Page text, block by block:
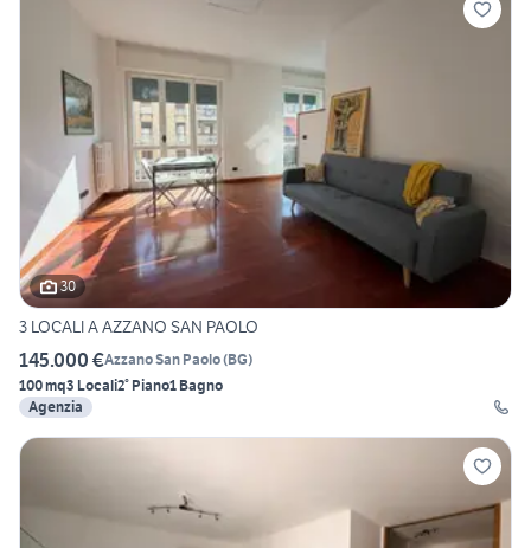
30
3 LOCALI A AZZANO SAN PAOLO
145.000 €Azzano San Paolo(BG)
100 mq3 Locali2° Piano1 Bagno
Agenzia